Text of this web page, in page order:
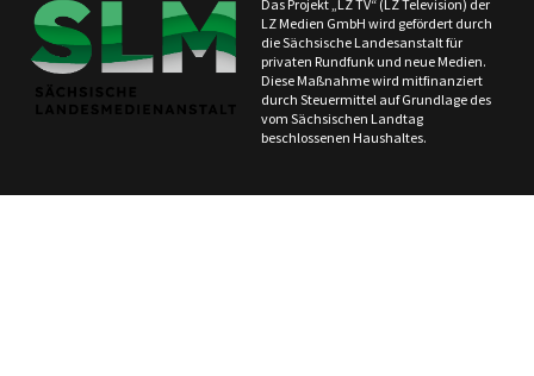
Das Projekt „LZ TV“ (LZ Television) der
LZ Medien GmbH wird gefördert durch
die Sächsische Landesanstalt für
privaten Rundfunk und neue Medien.
Diese Maßnahme wird mitfinanziert
durch Steuermittel auf Grundlage des
vom Sächsischen Landtag
beschlossenen Haushaltes.